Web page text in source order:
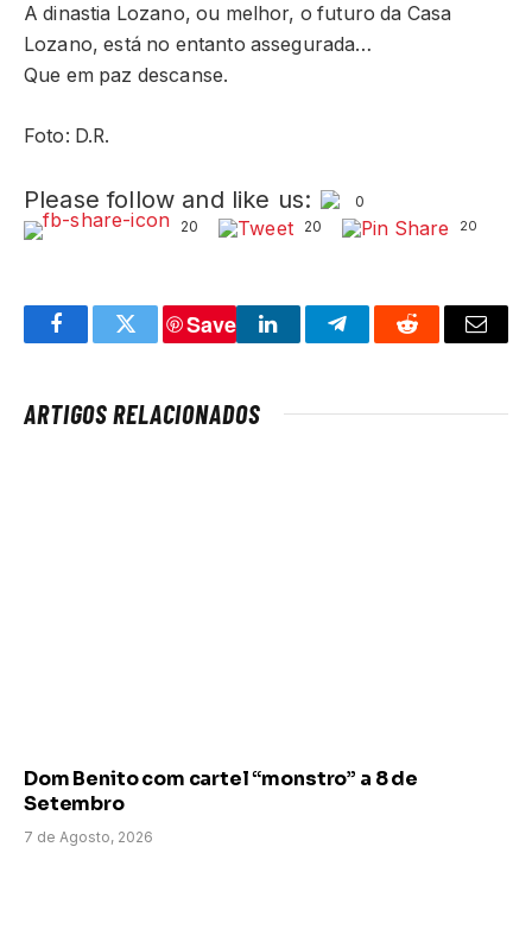
A dinastia Lozano, ou melhor, o futuro da Casa
Lozano, está no entanto assegurada…
Que em paz descanse.
Foto: D.R.
Please follow and like us:
0
20
20 20
FacebookTwitter
Save
LinkedInTelegramReddit Email
ARTIGOS RELACIONADOS
Dom Benito com cartel “monstro” a 8 de
Setembro
7 de Agosto, 2026